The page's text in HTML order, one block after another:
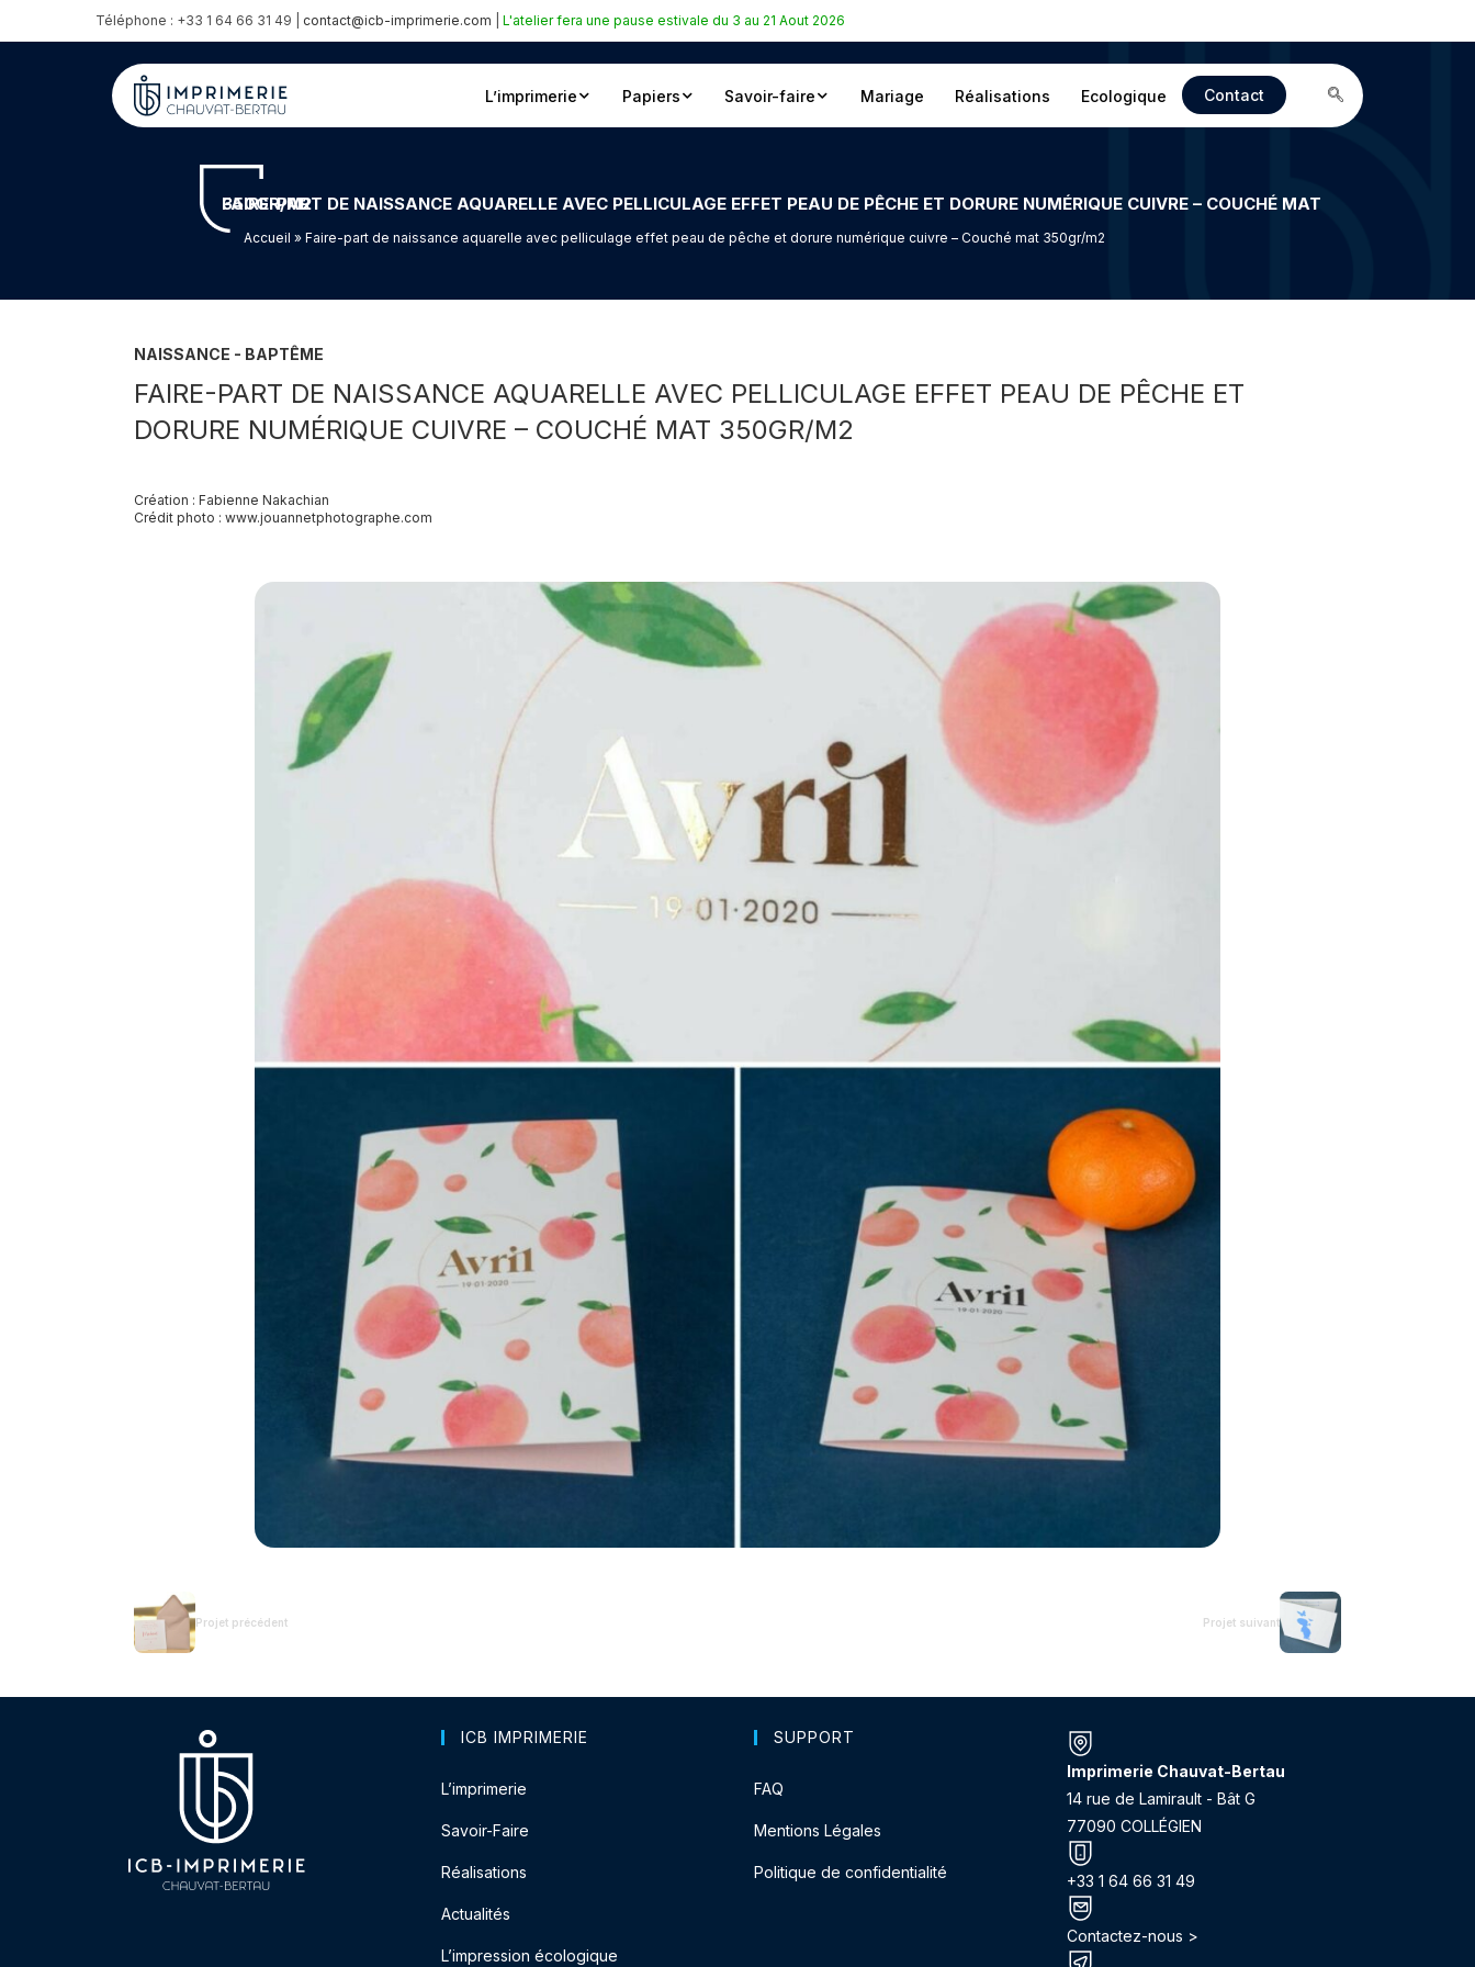
Téléphone : +33 1 64 66 31 49 | contact@icb-imprimerie.com L'atelier fera une pause estivale du 3 au 21 Aout 2026
L’imprimerie Papiers Savoir-faire Mariage Réalisations Ecologique Contact
FAIRE-PART DE NAISSANCE AQUARELLE AVEC PELLICULAGE EFFET PEAU DE PÊCHE ET DORURE NUMÉRIQUE CUIVRE – COUCHÉ MAT 350GR/M2
Accueil » Faire-part de naissance aquarelle avec pelliculage effet peau de pêche et dorure numérique cuivre – Couché mat 350gr/m2
NAISSANCE - BAPTÊME
FAIRE-PART DE NAISSANCE AQUARELLE AVEC PELLICULAGE EFFET PEAU DE PÊCHE ET
DORURE NUMÉRIQUE CUIVRE – COUCHÉ MAT 350GR/M2
Création : Fabienne Nakachian
Crédit photo : www.jouannetphotographe.com
Projet précédent Projet suivant
ICB IMPRIMERIE
L’imprimerie
Savoir-Faire
Réalisations
Actualités
L’impression écologique
SUPPORT
FAQ
Mentions Légales
Politique de confidentialité
Imprimerie Chauvat-Bertau
14 rue de Lamirault - Bât G
77090 COLLÉGIEN
+33 1 64 66 31 49
Contactez-nous >